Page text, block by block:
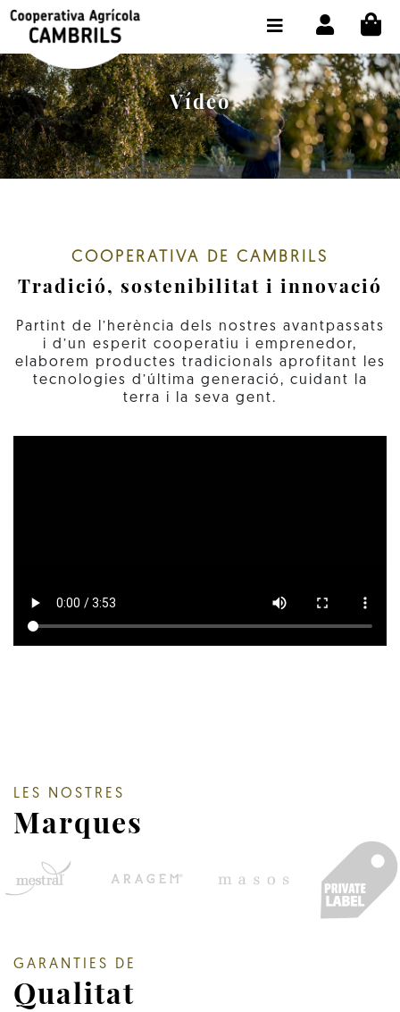
Vídeo
COOPERATIVA DE CAMBRILS
Tradició, sostenibilitat i innovació
Partint de l’herència dels nostres avantpassats
i d’un esperit cooperatiu i emprenedor,
elaborem productes tradicionals aprofitant les
tecnologies d’última generació, cuidant la
terra i la seva gent.
LES NOSTRES
Marques
GARANTIES DE
Qualitat
BOTIGA COMPRA ONLINE
LA COOPERATIVA
OLEOTOUR
PRODUCTES
CONTACTE
SELECCIONAR IDIOMA: CAT